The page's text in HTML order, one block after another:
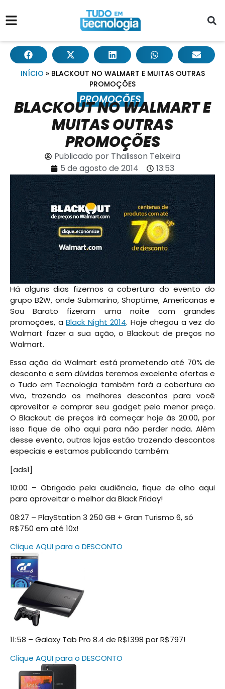
INÍCIO » BLACKOUT NO WALMART E MUITAS OUTRAS
PROMOÇÕES
PROMOÇÕES
BLACKOUT NO WALMART E
MUITAS OUTRAS
PROMOÇÕES
Publicado por Thalisson Teixeira
5 de agosto de 2014
13:53
Há alguns dias fizemos a cobertura do evento do
grupo B2W, onde Submarino, Shoptime, Americanas e
Sou Barato fizeram uma noite com grandes
promoções, aBlack Night 2014. Hoje chegou a vez do
Walmart fazer a sua ação, o Blackout de preços no
Walmart.
Essa ação do Walmart está prometendo até 70% de
desconto e sem dúvidas teremos excelente ofertas e
o Tudo em Tecnologia também fará a cobertura ao
vivo, trazendo os melhores descontos para você
aproveitar e comprar seu gadget pelo menor preço.
O Blackout de preços irá começar hoje às 20:00, por
isso fique de olho aqui para não perder nada. Além
desse evento, outras lojas estão trazendo descontos
especiais e estamos publicando também:
[ads1]
10:00 – Obrigado pela audiência, fique de olho aqui
para aproveitar o melhor da Black Friday!
08:27 – PlayStation 3 250 GB + Gran Turismo 6, só
R$750 em até 10x!
Clique AQUI para o DESCONTO
11:58 – Galaxy Tab Pro 8.4 de R$1398 por R$797!
Clique AQUI para o DESCONTO